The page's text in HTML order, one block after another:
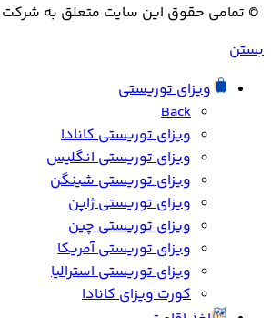
© تمامی حقوق این سایت متعلق به شرکت
بستن
ویزای توریستی
Back
ویزای توریستی کانادا
ویزای توریستی انگلیس
ویزای توریستی شینگن
ویزای توریستی ژاپن
ویزای توریستی چین
ویزای توریستی آمریکا
ویزای توریستی استرالیا
کورت ویزای کانادا